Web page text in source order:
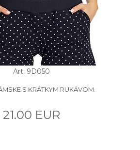
Art: 9D050
S KRÁTKYM RUKÁVOM.
21.00 EUR